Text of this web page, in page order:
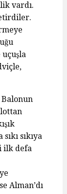
vardı.
uçuşla
sıkıya
ilk defa
Alman’dı